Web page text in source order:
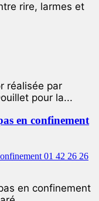
rire, larmes et
réalisée par
pour la...
en confinement
en confinement